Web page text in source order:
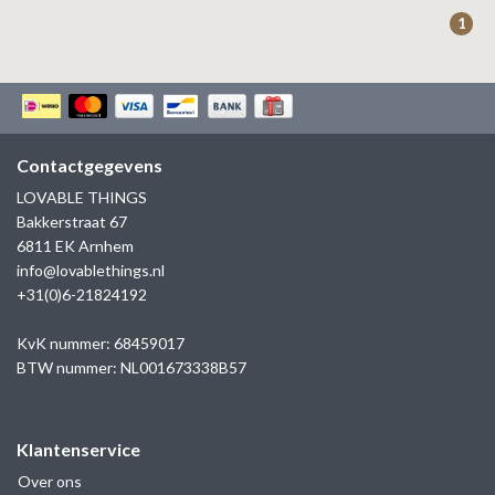
KAPTEN & SON
1
Contactgegevens
LOVABLE THINGS
Bakkerstraat 67
6811 EK Arnhem
info@lovablethings.nl
+31(0)6-21824192
KvK nummer: 68459017
BTW nummer: NL001673338B57
Klantenservice
Over ons